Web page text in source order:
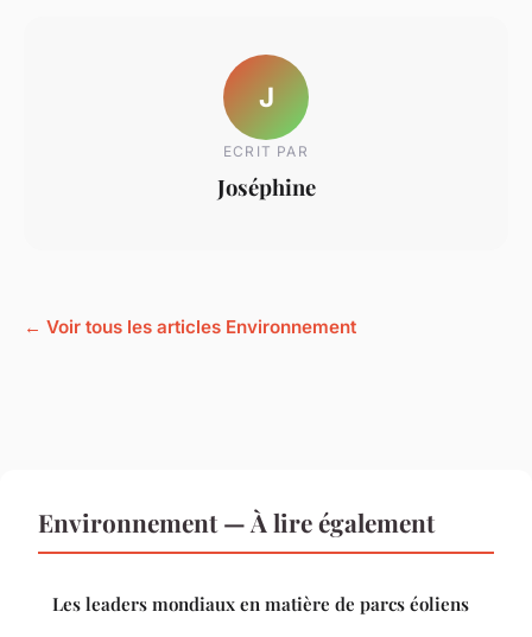
J
ECRIT PAR
Joséphine
← Voir tous les articles Environnement
Environnement — À lire également
Les leaders mondiaux en matière de parcs éoliens